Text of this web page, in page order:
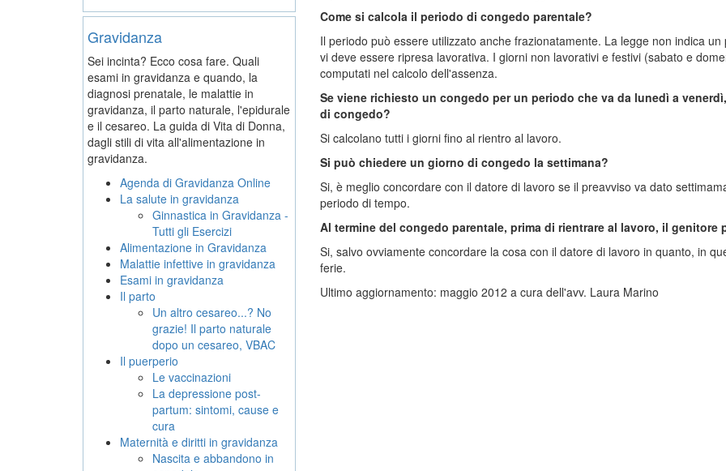
Come si calcola il periodo di congedo parentale?
Il periodo può essere utilizzato anche frazionatamente. La legge non indica
vi deve essere ripresa lavorativa. I giorni non lavorativi e festivi (sabato e
computati nel calcolo dell'assenza.
Se viene richiesto un congedo per un periodo che va da lunedì a
di congedo?
Si calcolano tutti i giorni fino al rientro al lavoro.
Si può chiedere un giorno di congedo la settimana?
Si, è meglio concordare con il datore di lavoro se il preavviso va dato
periodo di tempo.
Al termine del congedo parentale, prima di rientrare al lavoro, il
Si, salvo ovviamente concordare la cosa con il datore di lavoro in quanto, in
ferie.
Ultimo aggiornamento: maggio 2012 a cura dell'avv. Laura Marino
Gravidanza
Sei incinta? Ecco cosa fare. Quali
esami in gravidanza e quando, la
diagnosi prenatale, le malattie in
gravidanza, il parto naturale, l'epidurale
e il cesareo. La guida di Vita di Donna,
dagli stili di vita all'alimentazione in
gravidanza.
Agenda di Gravidanza Online
La salute in gravidanza
Ginnastica in Gravidanza -
Tutti gli Esercizi
Alimentazione in Gravidanza
Malattie infettive in gravidanza
Esami in gravidanza
Il parto
Un altro cesareo...? No
grazie! Il parto naturale
dopo un cesareo, VBAC
Il puerperio
Le vaccinazioni
La depressione post-
partum: sintomi, cause e
cura
Maternità e diritti in gravidanza
Nascita e abbandono in